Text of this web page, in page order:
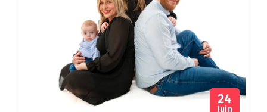
24
Juin